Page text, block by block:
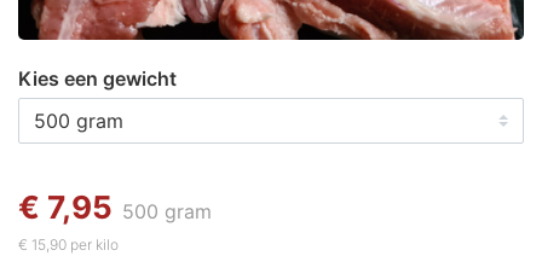
Kies een gewicht
€ 7,95 500 gram
€ 15,90 per kilo